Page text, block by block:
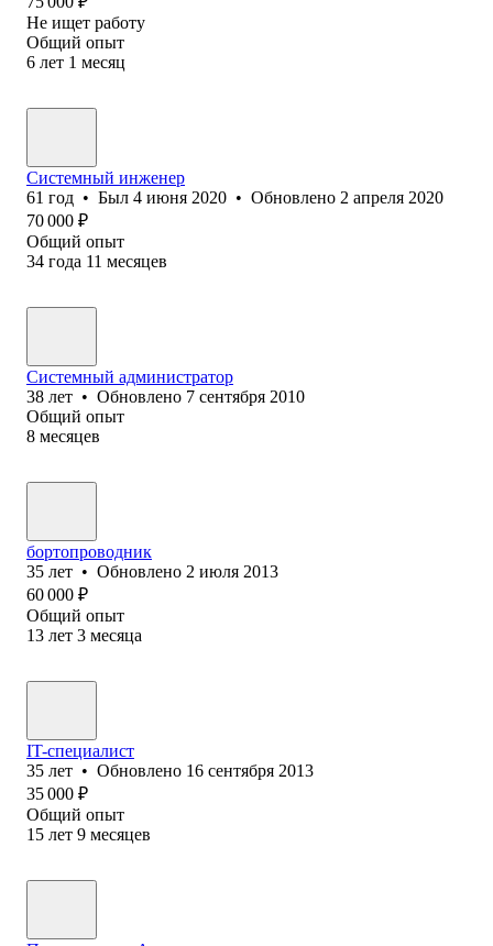
Не ищет работу
Общий опыт
6 лет 1 месяц
Системный инженер
61 год • Был 4 июня 2020 • Обновлено 2 апреля 2020
70 000 ₽
Общий опыт
34 года 11 месяцев
Системный администратор
38 лет • Обновлено 7 сентября 2010
Общий опыт
8 месяцев
бортопроводник
35 лет • Обновлено 2 июля 2013
60 000 ₽
Общий опыт
13 лет 3 месяца
IT-специалист
35 лет • Обновлено 16 сентября 2013
35 000 ₽
Общий опыт
15 лет 9 месяцев